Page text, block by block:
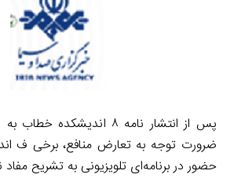
پس از انتشار نامه ۸
ضرورت توجه به تعارض منافع، برخی ف
حضور در برنامه‌ای تلویزیونی به تشریح مفاد